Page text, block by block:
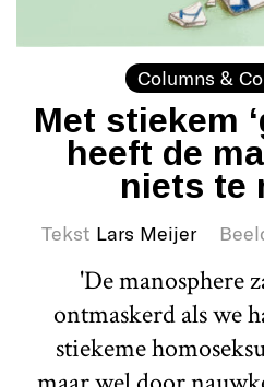
Columns &
Met stiekem
heeft de
niets te
Tekst Lars Meijer
'De manosphere
ontmaskerd als we
stiekeme